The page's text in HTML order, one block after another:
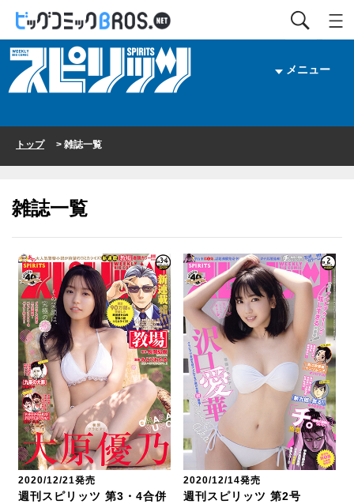
メニュー
トップ> 雑誌一覧
雑誌一覧
2020/12/21発売
週刊スピリッツ 第3・4合併
2020/12/14発売
週刊スピリッツ 第2号